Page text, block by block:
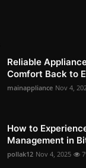
Reliable
Comfort Back to
mainappliance Nov 4,
How to
Management in
pollak12 Nov 4, 2025